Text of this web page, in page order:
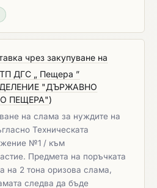
чрез закупуване на
ДГС „ Пещера ”
"ДЪРЖАВНО
ПЕЩЕРА")
на слама за нуждите на
Техническата
№1 / към
Предмета на поръчката
на 2 тона оризова слама,
следва да бъде